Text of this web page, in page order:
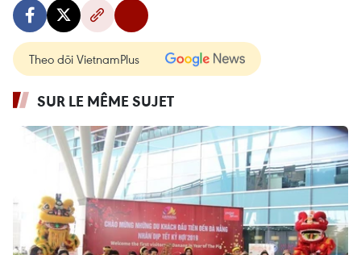
Theo dõi VietnamPlus
SUR LE MÊME SUJET